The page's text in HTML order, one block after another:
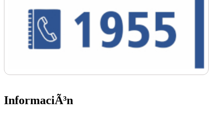
InformaciÃ³n